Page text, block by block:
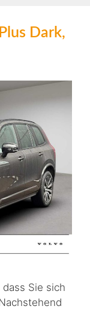
Dark,
Sie sich